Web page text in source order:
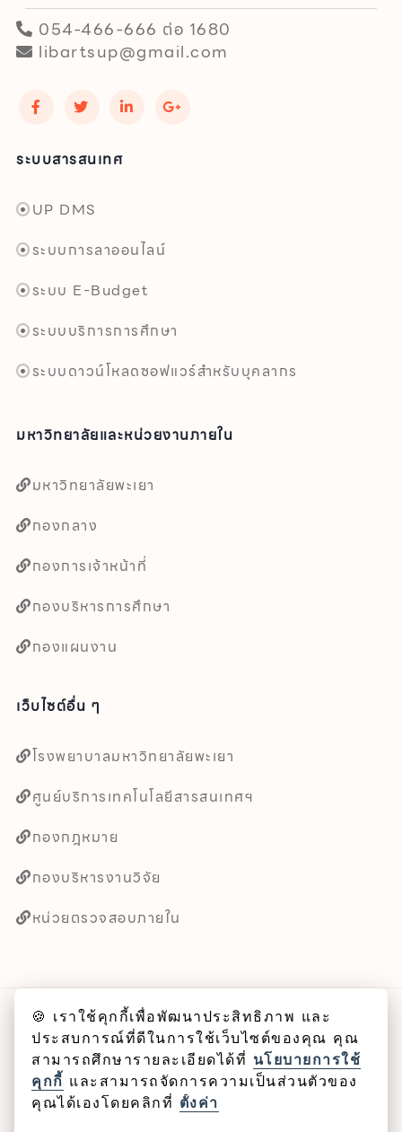
054-466-666 ต่อ 1680
libartsup@gmail.com
ระบบสารสนเทศ
UP DMS
ระบบการลาออนไลน์
ระบบ E-Budget
ระบบบริการการศึกษา
ระบบดาวน์โหลดซอฟแวร์สำหรับบุคลากร
มหาวิทยาลัยและหน่วยงานภายใน
มหาวิทยาลัยพะเยา
กองกลาง
กองการเจ้าหน้าที่
กองบริหารการศึกษา
กองแผนงาน
เว็บไซต์อื่น ๆ
โรงพยาบาลมหาวิทยาลัยพะเยา
ศูนย์บริการเทคโนโลยีสารสนเทศฯ
กองกฎหมาย
กองบริหารงานวิจัย
หน่วยตรวจสอบภายใน
ลิขสิทธิ์ © 2025 คณะศิลปศาสตร์ มหาวิทยาลัยพะเยา
Cookie
นโยบายคุกกี้
🍪 เราใช้คุกกี้เพื่อพัฒนาประสิทธิภาพ และ
ประสบการณ์ที่ดีในการใช้เว็บไซต์ของคุณ คุณ
สามารถศึกษารายละเอียดได้ที่ นโยบายการใช้
คุกกี้ และสามารถจัดการความเป็นส่วนตัวของ
คุณได้เองโดยคลิกที่ ตั้งค่า